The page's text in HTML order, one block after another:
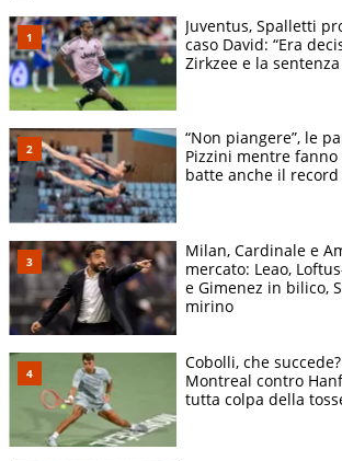
Juventus, Spalletti
caso David: “Era
Zirkzee e la
“Non piangere”, le
Pizzini mentre
batte anche il record
Milan, Cardinale e
mercato: Leao,
e Gimenez in bilico,
mirino
Cobolli, che
Montreal contro
tutta colpa della